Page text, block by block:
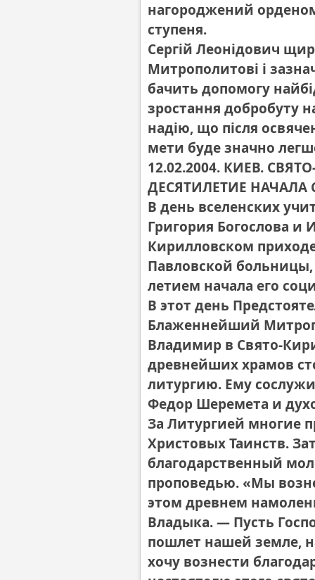
нагороджений
ступеня.
Сергій Леонідович
Митрополитові і
бачить допомогу
зростання добробуту
надію, що після
мети буде значно
12.02.2004. КИЕВ.
ДЕСЯТИЛЕТИЕ
В день вселенских
Григория Богослова и
Кирилловском
Павловской больницы,
летием начала его
В этот день
Блаженнейший
Владимир в Свято-
древнейших храмов
литургию. Ему
Федор Шеремета и
За Литургией многие
Христовых Таинств.
благодарственный
проповедью. «Мы
этом древнем
Владыка. — Пусть
пошлет нашей земле,
хочу вознести